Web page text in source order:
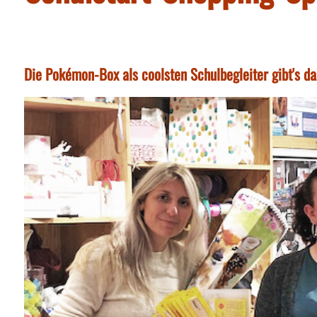
Die Pokémon-Box als coolsten Schulbegleiter gibt's